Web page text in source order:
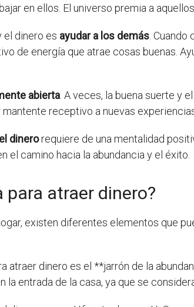
en ellos. El universo premia a
el dinero es ayudar a los demás .
de energía que atrae cosas buenas.
abierta . A veces, la buena suerte y
receptivo a nuevas
dinerorequiere de una mentalidad
el camino hacia la abundancia y el éxito.
para atraer dinero?
existen diferentes elementos que
atraer dinero es el **jarrón de la
la entrada de la casa, ya que se